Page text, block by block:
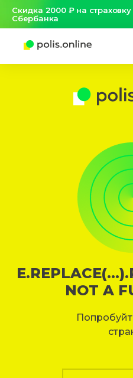
Скидка 2000 ₽ на страховку
Сбербанка
NOT A